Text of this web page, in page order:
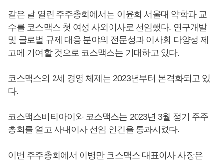
같은 날 열린 주주총회에서는 이윤희 서울대 약학과 교
수를 코스맥스 첫 여성 사외이사로 선임했다. 연구개발
및 글로벌 규제 대응 분야의 전문성과 이사회 다양성 제
고에 기여할 것으로 코스맥스는 기대하고 있다.
코스맥스의 2세 경영 체제는 2023년부터 본격화되고 있
다.
코스맥스비티아이와 코스맥스는 2023년 3월 정기 주주
총회를 열고 사내이사 선임 안건을 통과시켰다.
이번 주주총회에서 이병만 코스맥스 대표이사 사장은